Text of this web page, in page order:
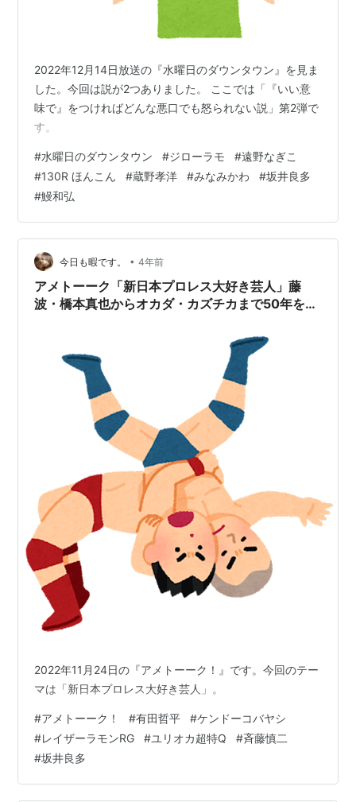
2022年12月14日放送の『水曜日のダウンタウン』を見ま
した。今回は説が2つありました。 ここでは「『いい意
味で』をつければどんな悪口でも怒られない説」第2弾で
す。
#水曜日のダウンタウン #ジローラモ #遠野なぎこ
#130R ほんこん #蔵野孝洋 #みなみかわ #坂井良多
#鰻和弘
今日も暇です。 • 4年前
アメトーーク「新日本プロレス大好き芸人」藤
波・橋本真也からオカダ・カズチカまで50年を振
2022年11月24日の『アメトーーク！』です。今回のテー
マは「新日本プロレス大好き芸人」。
#アメトーーク！ #有田哲平 #ケンドーコバヤシ
#レイザーラモンRG #ユリオカ超特Q #斉藤慎二
#坂井良多